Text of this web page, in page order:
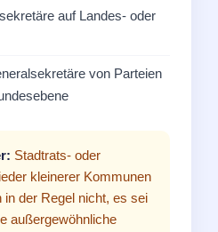
auf Landes- oder
von Parteien
Stadtrats- oder
kleinerer Kommunen
in der Regel nicht, es sei
außergewöhnliche